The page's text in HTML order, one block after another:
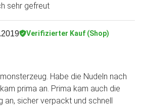
sehr gefreut
Verifizierter Kauf (Shop)
Habe die Nudeln nach
prima an. Prima kam auch die
an, sicher verpackt und schnell